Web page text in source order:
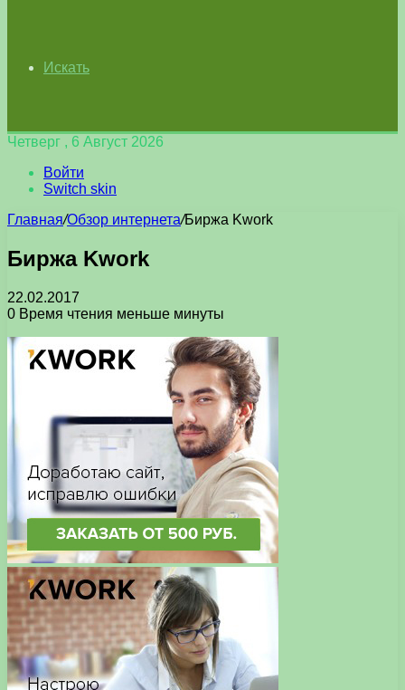
Искать
Четверг , 6 Август 2026
Войти
Switch skin
Главная/Обзор интернета/Биржа Kwork
Биржа Kwork
22.02.2017
0 Время чтения меньше минуты